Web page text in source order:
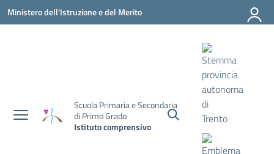
Vai ai contenuti
Vai al menu di navigazione
Vai al footer
Ministero dell'Istruzione e del Merito
Scuola Primaria e Secondaria
di Primo Grado
Istituto comprensivo